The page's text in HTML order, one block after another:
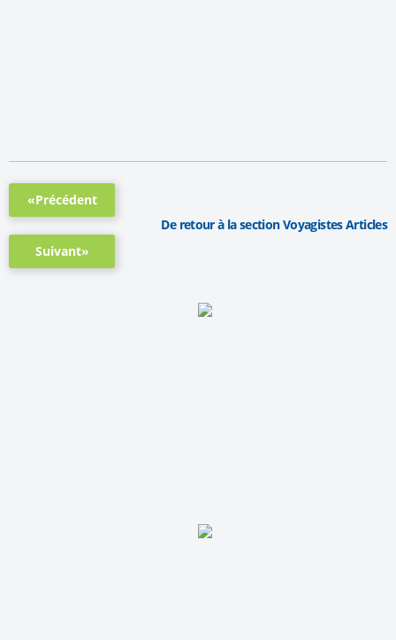
«Précédent
Suivant»
De retour à la section Voyagistes Articles